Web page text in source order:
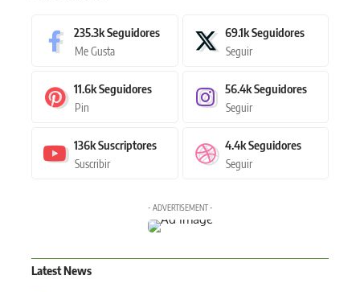
235.3kSeguidores
Me Gusta
69.1kSeguidores
Seguir
11.6kSeguidores
Pin
56.4kSeguidores
Seguir
136kSuscriptores
Suscribir
4.4kSeguidores
Seguir
- ADVERTISEMENT -
Latest News